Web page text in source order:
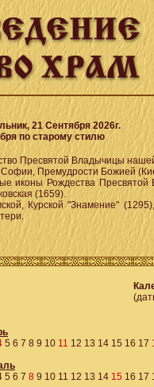
21 Сентября 2026г.
по старому стилю
Пресвятой Владычицы
Премудрости Божией
иконы Рождества Пресвятой
(1659).
Курской "Знамение"
5 6 7 8 9 10 11 12 13 14 15 16 17
5 6 7 8 9 10 11 12 13 14 15 16 17